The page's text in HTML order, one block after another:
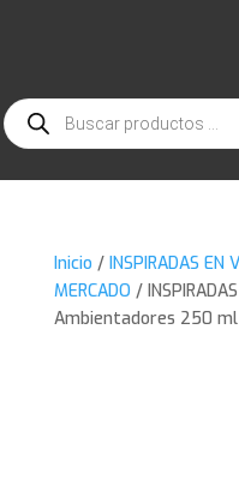
Búsqueda
de
productos
Inicio / INSPIRADAS EN
MERCADO /
Ambientadores 250